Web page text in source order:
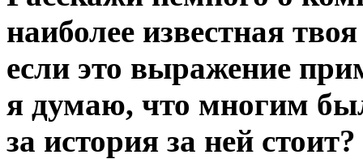
наиболее известная
если это выражение
я думаю, что многим
за история за ней стоит?